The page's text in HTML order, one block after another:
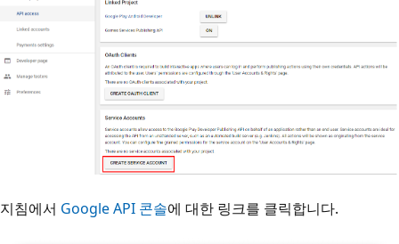
지침에서 Google API 콘솔에 대한 링크를 클릭합니다.